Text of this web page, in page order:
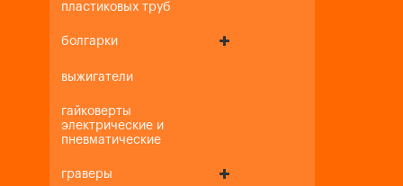
пластиковых труб
болгарки
выжигатели
гайковерты
электрические и
пневматические
граверы